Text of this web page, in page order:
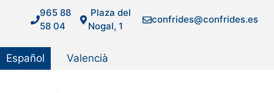
965 88
58 04
Plaza del
Nogal, 1
confrides@confrides.es
Español Valencià